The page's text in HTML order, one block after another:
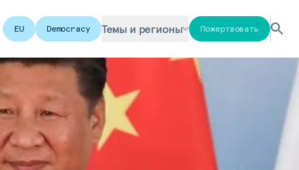
EU Democracy Темы и регионы Пожертвовать